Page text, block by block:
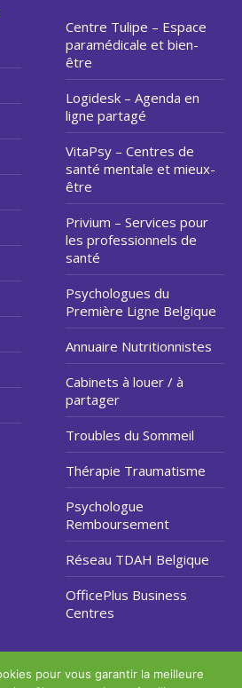
Centre Tulipe – Espace
paramédicale et bien-
être
Logidesk – Agenda en
ligne partagé
VitaPsy – Centres de
santé mentale et mieux-
être
Privium – Services pour
les professionnels de
santé
Psychologues du
Première Ligne Belgique
Annuaire Nutritionnistes
Cabinets à louer / à
partager
Troubles du Sommeil
Thérapie Traumatisme
Psychologue
Remboursement
Réseau TDAH Belgique
OfficePlus Business
Centres
© 2026
pour vous garantir la meilleure